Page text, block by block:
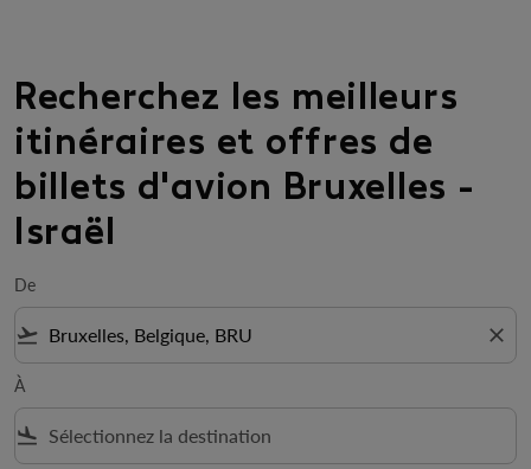
Recherchez les meilleurs
itinéraires et offres de
billets d'avion Bruxelles -
Israël
De
flight_takeoff close
À
flight_land